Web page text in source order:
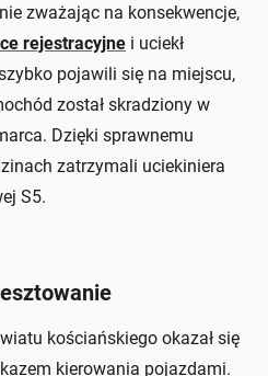
zważając na konsekwencje,
rejestracyjne i uciekł
pojawili się na miejscu,
został skradziony w
Dzięki sprawnemu
zatrzymali uciekiniera
S5.
kościańskiego okazał się
kierowania pojazdami.